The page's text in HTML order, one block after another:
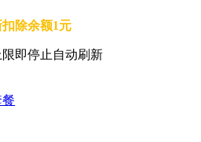
除余额1元
即停止自动刷新